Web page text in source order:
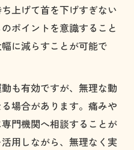
上げて首を下げすぎない
ポイントを意識すること
に減らすことが可能で
も有効ですが、無理な動
場合があります。痛みや
門機関へ相談することが
用しながら、無理なく実